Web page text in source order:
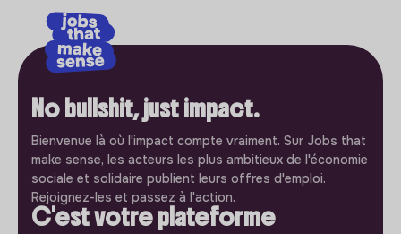
No bullshit, just impact.
Bienvenue là où l'impact compte vraiment. Sur Jobs that
make sense, les acteurs les plus ambitieux de l'économie
sociale et solidaire publient leurs offres d'emploi.
Rejoignez-les et passez à l'action.
C'est votre plateforme